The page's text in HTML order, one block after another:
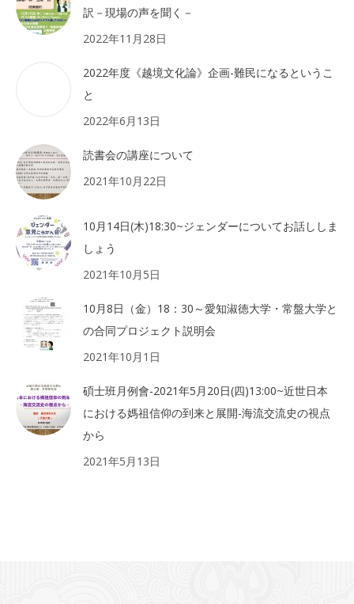
訳－現場の声を聞く－
2022年11月28日
2022年度《越境文化論》企画-難民になるというこ
と
2022年6月13日
読書会の講座について
2021年10月22日
10月14日(木)18:30~ジェンダーについてお話ししま
しょう
2021年10月5日
10月8日（金）18：30～愛知淑徳大学・常盤大学と
の合同プロジェクト説明会
2021年10月1日
碩士班月例會-2021年5月20日(四)13:00~近世日本
における媽祖信仰の到来と展開-海流交流史の視点
から
2021年5月13日